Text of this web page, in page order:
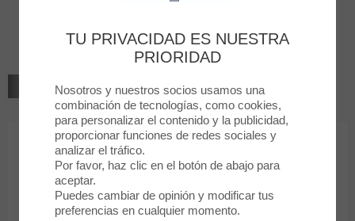
La Chinata
VOLVER AL LISTADO
ALIMENTACIÓN ESPECIALIZADA
La Chinata
TU PRIVACIDAD ES NUESTRA
PRIORIDAD
Nosotros y nuestros socios usamos una
combinación de tecnologías, como cookies,
para personalizar el contenido y la publicidad,
proporcionar funciones de redes sociales y
analizar el tráfico.
Por favor, haz clic en el botón de abajo para
aceptar.
Puedes cambiar de opinión y modificar tus
preferencias en cualquier momento.